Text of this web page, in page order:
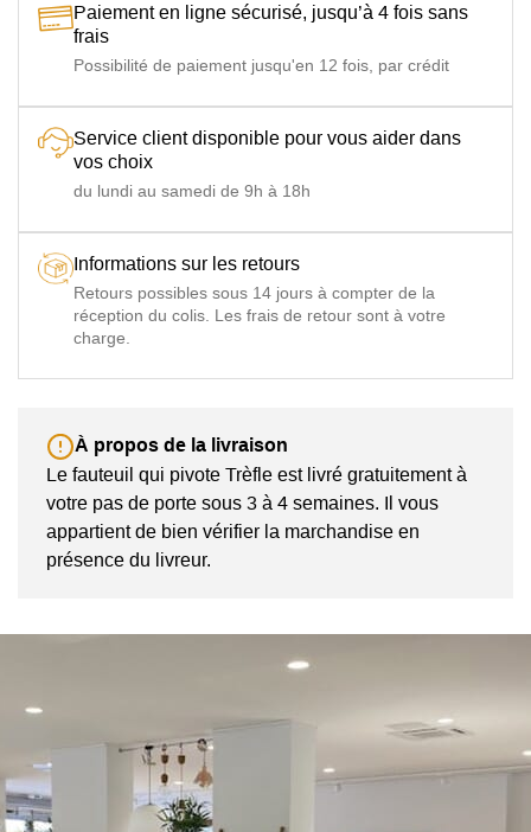
Paiement en ligne sécurisé, jusqu’à 4 fois sans
frais
Possibilité de paiement jusqu'en 12 fois, par crédit
Service client disponible pour vous aider dans
vos choix
du lundi au samedi de 9h à 18h
Informations sur les retours
Retours possibles sous 14 jours à compter de la
réception du colis. Les frais de retour sont à votre
charge.
À propos de la livraison
Le fauteuil qui pivote Trèfle est livré gratuitement à
votre pas de porte sous 3 à 4 semaines. Il vous
appartient de bien vérifier la marchandise en
présence du livreur.